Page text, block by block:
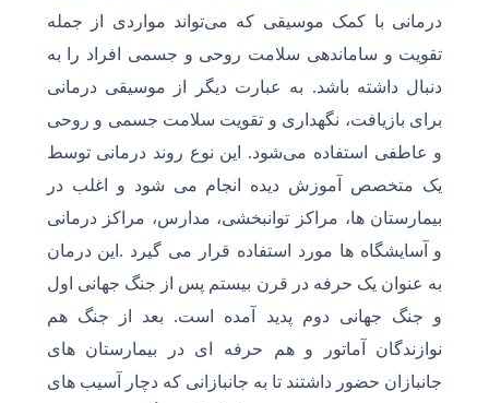
درمانی با کمک موسیقی که می‌تواند مواردی از جمله
تقویت و ساماندهی سلامت روحی و جسمی افراد را به
دنبال داشته باشد. به عبارت دیگر از موسیقی درمانی
برای بازیافت، نگهداری و تقویت سلامت جسمی و روحی
و عاطفی استفاده می‌شود. این نوع روند درمانی توسط
یک متخصص آموزش دیده انجام می شود و اغلب در
بیمارستان ها، مراکز توانبخشی، مدارس، مراکز درمانی
و آسایشگاه ها مورد استفاده قرار می گیرد .این درمان
به عنوان یک حرفه در قرن بیستم پس از جنگ جهانی اول
و جنگ جهانی دوم پدید آمده است. بعد از جنگ هم
نوازندگان آماتور و هم حرفه ای در بیمارستان های
جانبازان حضور داشتند تا به جانبازانی که دچار آسیب های